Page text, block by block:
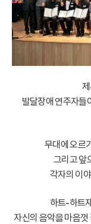
발달장애 연주자들
무대에 오르
그리고 앞
각자의 이
하트-하트
자신의 음악을 마음껏